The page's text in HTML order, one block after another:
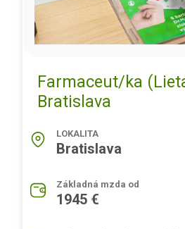
Farmaceut/ka
Bratislava
LOKALITA
Bratislava
Základná mzda od
1945 €